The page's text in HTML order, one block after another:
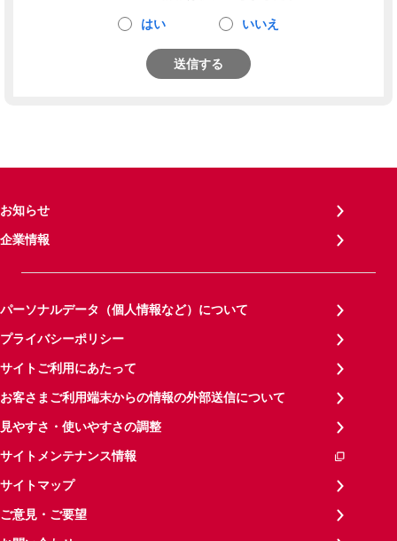
はい いいえ
送信する
お知らせ
企業情報
パーソナルデータ（個人情報など）について
プライバシーポリシー
サイトご利用にあたって
お客さまご利用端末からの情報の外部送信について
見やすさ・使いやすさの調整
サイトメンテナンス情報
サイトマップ
ご意見・ご要望